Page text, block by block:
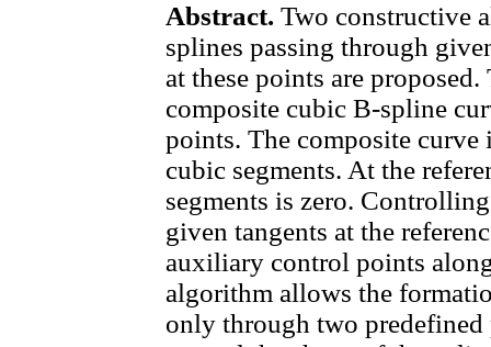
Abstract. Two constructive
splines passing through
at these points are
composite cubic B-spline
points. The composite
cubic segments. At the
segments is zero.
given tangents at the
auxiliary control points
algorithm allows the
only through two